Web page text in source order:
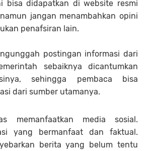
bisa didapatkan di website resmi
jangan menambahkan opini
penafsiran lain.
postingan informasi dari
sebaiknya dicantumkan
sehingga pembaca bisa
dari sumber utamanya.
memanfaatkan media sosial.
yang bermanfaat dan faktual.
berita yang belum tentu